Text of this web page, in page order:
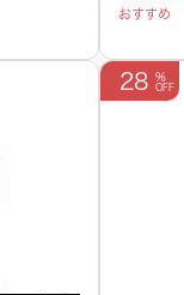
おすすめ
28